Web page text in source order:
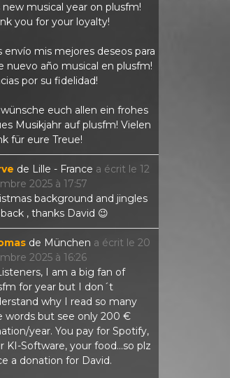
new musical year on plusfm!
you for your loyalty!
envío mis mejores deseos para
nuevo año musical en plusfm!
por su fidelidad!
euch allen ein frohes
Musikjahr auf plusfm! Vielen
für eure Treue!
de Lille - France a écrit le 12
2025 à 17:57
background and jingles
, thanks David 😉
de München a écrit le 20
2025 à 16:26
I am a big fan of
for year but I don´t
why I read so many
words but see only 200 €
year. You pay for Spotify,
KI-Software, your food...so plz
a donation for David.